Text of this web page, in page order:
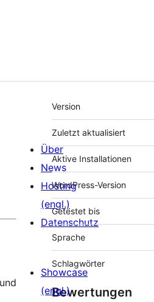
Meta
Version
Zuletzt aktualisiert
Aktive Installationen
WordPress-Version
Getestet bis
Sprache
Schlagwörter
Bewertungen
Über
News
Hosting
(engl.)
Datenschutz
Showcase
(engl.)